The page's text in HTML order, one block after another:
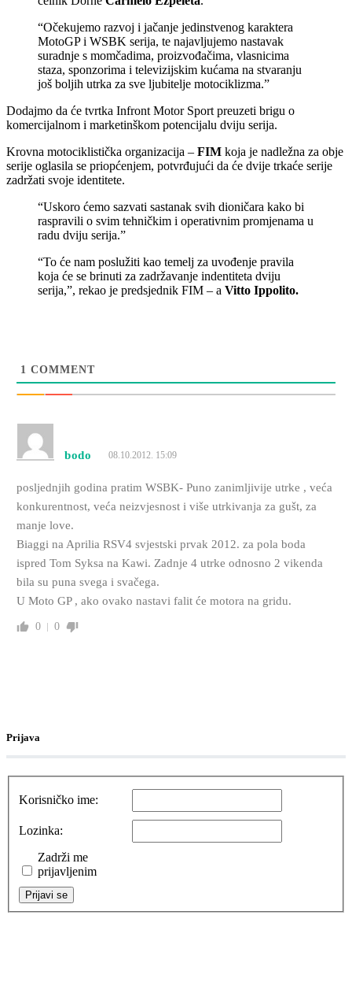
“Očekujemo razvoj i jačanje jedinstvenog karaktera
MotoGP i WSBK serija, te najavljujemo nastavak
suradnje s momčadima, proizvođačima, vlasnicima
staza, sponzorima i televizijskim kućama na stvaranju
još boljih utrka za sve ljubitelje motociklizma.”
Dodajmo da će tvrtka Infront Motor Sport preuzeti brigu o
komercijalnom i marketinškom potencijalu dviju serija.
Krovna motociklistička organizacija – FIM koja je nadležna za obje
serije oglasila se priopćenjem, potvrđujući da će dvije trkaće serije
zadržati svoje identitete.
“Uskoro ćemo sazvati sastanak svih dioničara kako bi
raspravili o svim tehničkim i operativnim promjenama u
radu dviju serija.”
“To će nam poslužiti kao temelj za uvođenje pravila
koja će se brinuti za zadržavanje indentiteta dviju
serija,”, rekao je predsjednik FIM – a Vitto Ippolito.
1 COMMENT
bodo 08.10.2012. 15:09
posljednjih godina pratim WSBK- Puno zanimljivije utrke , veća
konkurentnost, veća neizvjesnost i više utrkivanja za gušt, za
manje love.
Biaggi na Aprilia RSV4 svjestski prvak 2012. za pola boda
ispred Tom Syksa na Kawi. Zadnje 4 utrke odnosno 2 vikenda
bila su puna svega i svačega.
U Moto GP , ako ovako nastavi falit će motora na gridu.
0 0
Prijava
Korisničko ime:
Lozinka:
Zadrži me
prijavljenim
Prijavi se